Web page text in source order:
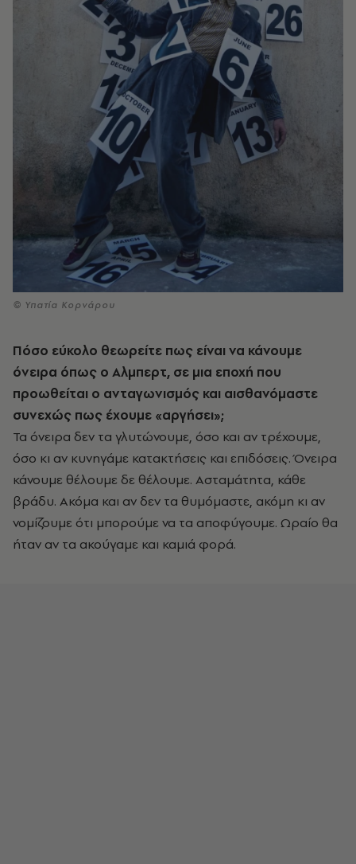
© Υπατία Κορνάρου
Πόσο εύκολο θεωρείτε πως είναι να κάνουμε
όνειρα όπως ο Αλμπερτ, σε μια εποχή που
προωθείται ο ανταγωνισμός και αισθανόμαστε
συνεχώς πως έχουμε «αργήσει»;
Τα όνειρα δεν τα γλυτώνουμε, όσο και αν τρέχουμε,
όσο κι αν κυνηγάμε κατακτήσεις και επιδόσεις. Όνειρα
κάνουμε θέλουμε δε θέλουμε. Ασταμάτητα, κάθε
βράδυ. Ακόμα και αν δεν τα θυμόμαστε, ακόμη κι αν
νομίζουμε ότι μπορούμε να τα αποφύγουμε. Ωραίο θα
ήταν αν τα ακούγαμε και καμιά φορά.